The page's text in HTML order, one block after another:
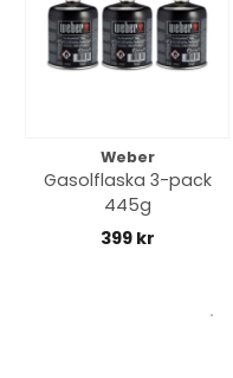
Weber
Gasolflaska 3-pack
445g
399 kr